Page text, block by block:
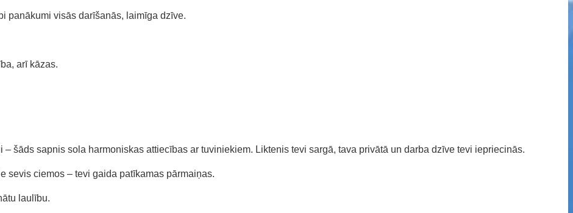
panākumi visās darīšanās, laimīga dzīve.
arī kāzas.
šāds sapnis sola harmoniskas attiecības ar tuviniekiem. Liktenis tevi sargā, tava privātā un darba dzīve tevi iepriecinās.
sevis ciemos – tevi gaida patīkamas pārmaiņas.
laulību.